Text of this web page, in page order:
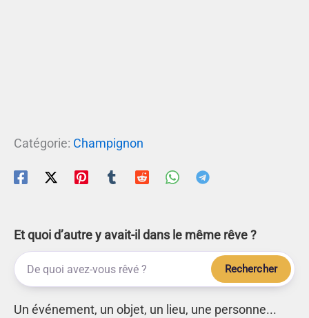
Catégorie: Champignon
Et quoi d’autre y avait-il dans le même rêve ?
Rechercher
Un événement, un objet, un lieu, une personne...